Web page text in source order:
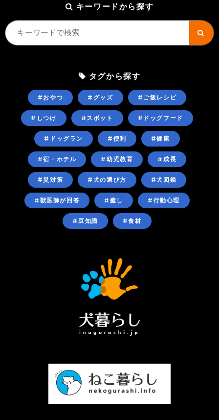
キーワードから探す
タグから探す
#おやつ #グッズ #ご飯レシピ
#しつけ #スポット #ドッグフード
#ドッグラン #便利 #健康
#宿・ホテル #幼児教育 #成長
#災対策 #犬の選び方 #犬図鑑
#獣医師が回答 #癒し #行動心理
#豆知識 #食材